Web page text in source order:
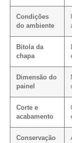
Condições
do ambiente
Bitola da
chapa
Dimensão do
painel
Corte e
acabamento
Conservação